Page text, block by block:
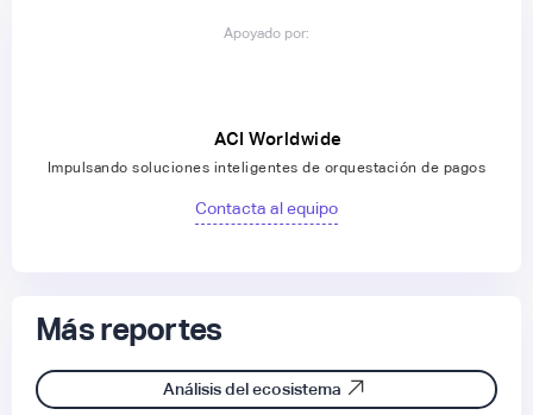
Apoyado por:
ACI Worldwide
Impulsando soluciones inteligentes de orquestación de pagos
Contacta al equipo
Más reportes
Análisis del ecosistema